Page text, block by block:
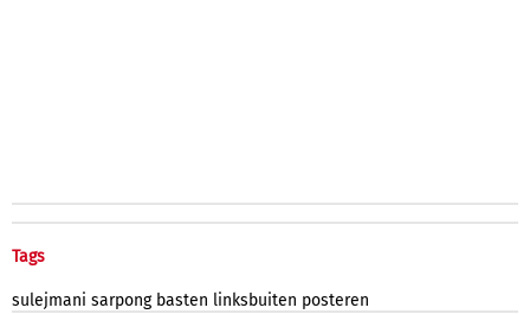
Tags
sulejmani sarpong basten linksbuiten posteren